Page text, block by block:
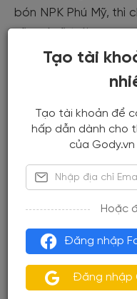
bón NPK Phú Mỹ, thì
nữa và rẽ trái.
Sau đó, bạn chạy
trái. Đoạn này có
Tạo tài
Tạo tài khoản để
hấp dẫn dành cho
của
Hoặc
Đăng nhập
Đăng nhập